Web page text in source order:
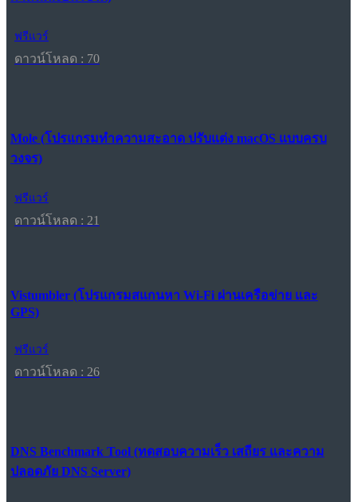
ฟรีแวร์
ดาวน์โหลด : 70
Mole (โปรแกรมทำความสะอาด ปรับแต่ง macOS แบบครบ
วงจร)
ฟรีแวร์
ดาวน์โหลด : 21
Vistumbler (โปรแกรมสแกนหา Wi-Fi ผ่านเครือข่าย และ
GPS)
ฟรีแวร์
ดาวน์โหลด : 26
DNS Benchmark Tool (ทดสอบความเร็ว เสถียร และความ
ปลอดภัย DNS Server)